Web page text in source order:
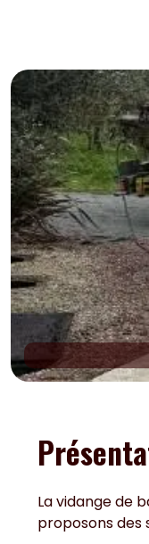
La vidange de
proposons des